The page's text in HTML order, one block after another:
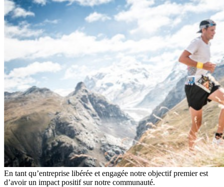
En tant qu’entreprise libérée et engagée notre objectif premier est
d’avoir un impact positif sur notre communauté.